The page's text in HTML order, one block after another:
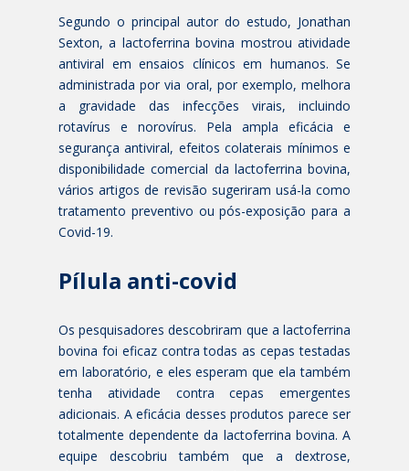
Segundo o principal autor do estudo, Jonathan
Sexton, a lactoferrina bovina mostrou atividade
antiviral em ensaios clínicos em humanos. Se
administrada por via oral, por exemplo, melhora
a gravidade das infecções virais, incluindo
rotavírus e norovírus. Pela ampla eficácia e
segurança antiviral, efeitos colaterais mínimos e
disponibilidade comercial da lactoferrina bovina,
vários artigos de revisão sugeriram usá-la como
tratamento preventivo ou pós-exposição para a
Covid-19.
Pílula anti-covid
Os pesquisadores descobriram que a lactoferrina
bovina foi eficaz contra todas as cepas testadas
em laboratório, e eles esperam que ela também
tenha atividade contra cepas emergentes
adicionais. A eficácia desses produtos parece ser
totalmente dependente da lactoferrina bovina. A
equipe descobriu também que a dextrose,